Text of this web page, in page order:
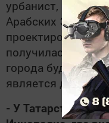
урбанист,
Арабских
проектированием
получилась очень
города будущего,
является
- У Татарстана